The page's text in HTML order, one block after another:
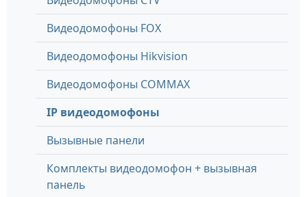
Видеодомофоны FOX
Видеодомофоны Hikvision
Видеодомофоны COMMAX
IP видеодомофоны
Вызывные панели
Комплекты видеодомофон + вызывная
панель